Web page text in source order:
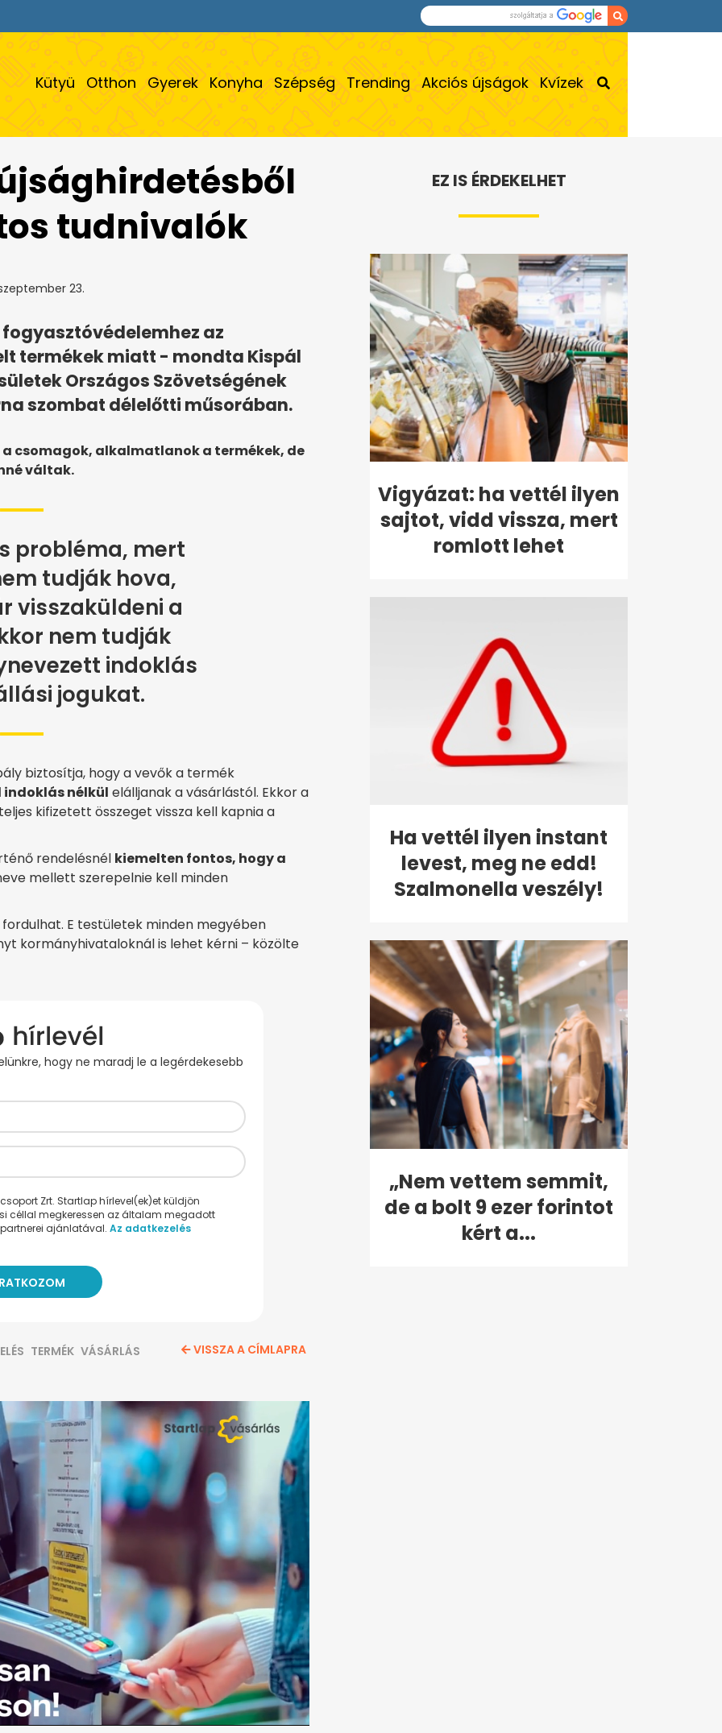
Kütyü Otthon Gyerek Konyha Szépség Trending Akciós újságok Kvízek
tudnivalók
23.
az
termékek miatt - mondta Kispál
Országos Szövetségének
szombat délelőtti műsorában.
csomagok, alkalmatlanok a termékek, de
váltak.
probléma, mert
tudják hova,
visszaküldeni a
nem tudják
indoklás
jogukat.
biztosítja, hogy a vevők a termék
indoklás nélkül elálljanak a vásárlástól. Ekkor a
kifizetett összeget vissza kell kapnia a
rendelésnél kiemelten fontos, hogy a
mellett szerepelnie kell minden
E testületek minden megyében
kormányhivataloknál is lehet kérni – közölte
hogy ne maradj le a legérdekesebb
Zrt. Startlap hírlevel(ek)et küldjön
céllal megkeressen az általam megadott
ajánlatával. Az adatkezelés
TERMÉK VÁSÁRLÁS VISSZA A CÍMLAPRA
EZ IS ÉRDEKELHET
Vigyázat: ha vettél ilyen
sajtot, vidd vissza, mert
romlott lehet
Ha vettél ilyen instant
levest, meg ne edd!
Szalmonella veszély!
„Nem vettem semmit,
de a bolt 9 ezer forintot
kért a...